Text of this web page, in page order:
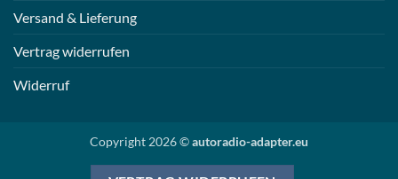
Versand & Lieferung
Vertrag widerrufen
Widerruf
Copyright 2026 ©autoradio-adapter.eu